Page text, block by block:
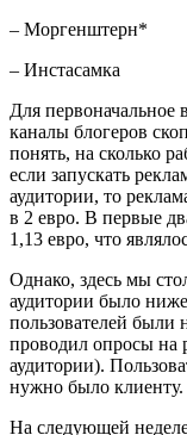
– Моргенштерн*
– Инстасамка
Для первоначальное
каналы блогеров
понять, на сколько
если запускать
аудитории, то
в 2 евро. В первые
1,13 евро, что
Однако, здесь мы
аудитории было
пользователей были
проводил опросы на
аудитории).
нужно было клиенту.
На следующей